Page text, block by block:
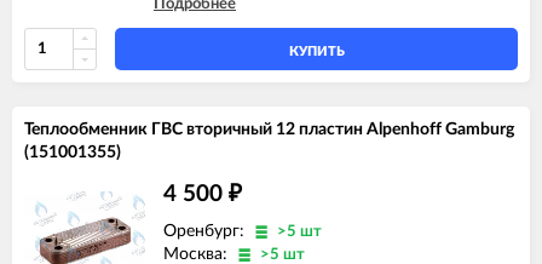
ALPENHOFF GAMBURG ATMO 16A
ALPENHOFF GAMBURG ATMO 20A
ALPENHOFF GAMBURG ATMO 24A
Подробнее
КУПИТЬ
Теплообменник ГВС вторичный 12 пластин Alpenhoff Gamburg
(151001355)
4 500 ₽
Оренбург: >5 шт
Москва: >5 шт